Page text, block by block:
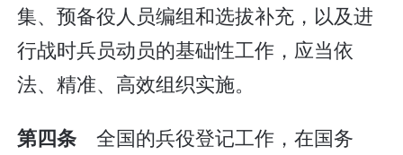
集、预备役人员编组和选拔补充，以及进
行战时兵员动员的基础性工作，应当依
法、精准、高效组织实施。
第四条全国的兵役登记工作，在国务